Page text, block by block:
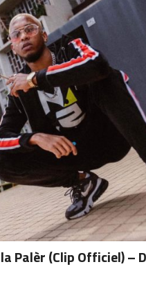
Palèr (Clip Officiel) –